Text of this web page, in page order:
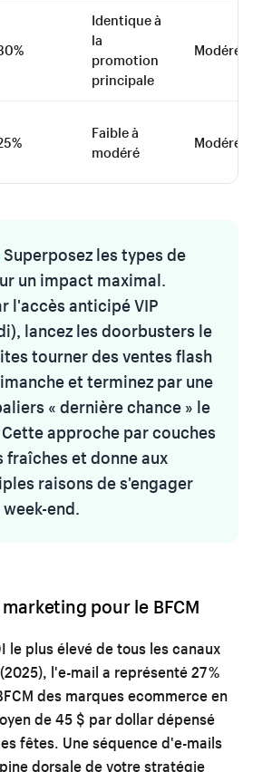
Identique à
la
promotion
principale
Modéré
Faible à
modéré
Modéré
Superposez les types de
un impact maximal.
l'accès anticipé VIP
lancez les doorbusters le
tourner des ventes flash
et terminez par une
« dernière chance » le
approche par couches
fraîches et donne aux
raisons de s'engager
end.
pour le BFCM
le plus élevé de tous les canaux
l'e-mail a représenté 27 %
des marques ecommerce en
de 45 $ par dollar dépensé
fêtes. Une séquence d'e-mails
dorsale de votre stratégie